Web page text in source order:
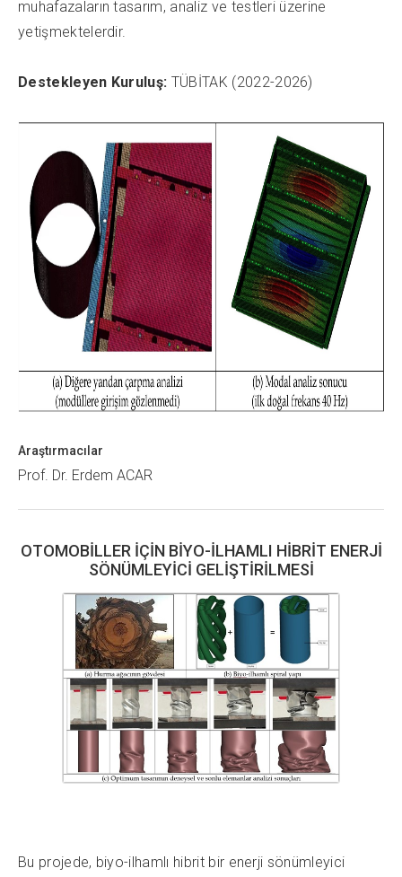
muhafazaların tasarım, analiz ve testleri üzerine
yetişmektelerdir.
Destekleyen Kuruluş: TÜBİTAK (2022-2026)
Araştırmacılar
Prof. Dr. Erdem ACAR
OTOMOBİLLER İÇİN BİYO-İLHAMLI HİBRİT ENERJİ
SÖNÜMLEYİCİ GELİŞTİRİLMESİ
Bu projede, biyo-ilhamlı hibrit bir enerji sönümleyici